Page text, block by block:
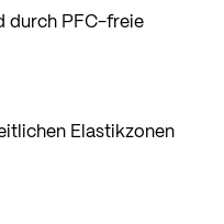
durch PFC-freie
Elastikzonen